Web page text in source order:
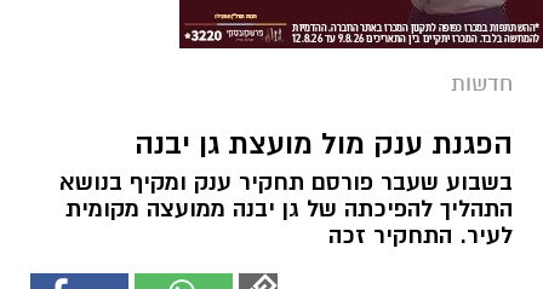
חדשות
הפגנת ענק מול מועצת גן יבנה
בשבוע שעבר פורסם תחקיר ענק ומקיף בנושא
התהליך להפיכתה של גן יבנה ממועצה מקומית
לעיר. התחקיר זכה